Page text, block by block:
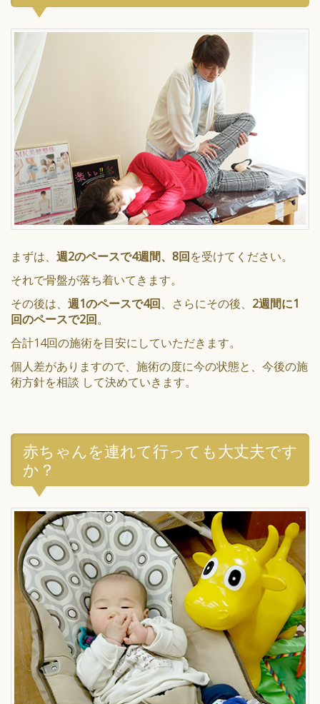
まずは、 週2のペースで4週間、8回を受けてください。
それで骨盤が落ち着いてきます。
その後は、 週1のペースで4回、さらにその後、 2週間に1
回のペースで2回。
合計14回の施術を目安にしていただきます。
個人差がありますので、施術の度に今の状態と、今後の施
術方針を相談 して決めていきます。
赤ちゃんを連れて行っても大丈夫です
か？